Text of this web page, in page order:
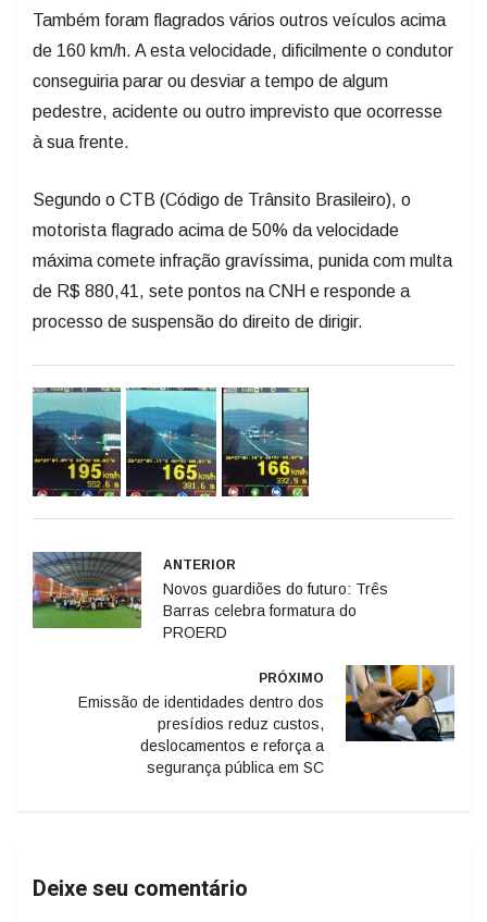
Também foram flagrados vários outros veículos acima
de 160 km/h. A esta velocidade, dificilmente o condutor
conseguiria parar ou desviar a tempo de algum
pedestre, acidente ou outro imprevisto que ocorresse
à sua frente.
Segundo o CTB (Código de Trânsito Brasileiro), o
motorista flagrado acima de 50% da velocidade
máxima comete infração gravíssima, punida com multa
de R$ 880,41, sete pontos na CNH e responde a
processo de suspensão do direito de dirigir.
ANTERIOR
Novos guardiões do futuro: Três
Barras celebra formatura do
PROERD
PRÓXIMO
Emissão de identidades dentro dos
presídios reduz custos,
deslocamentos e reforça a
segurança pública em SC
Deixe seu comentário